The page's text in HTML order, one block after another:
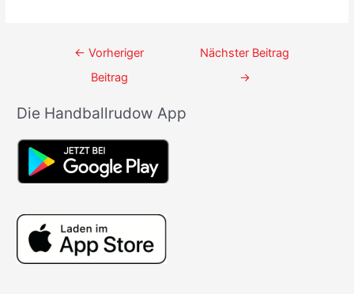
Beitrags-
← Vorheriger
Beitrag
Nächster Beitrag
→
Die Handballrudow App